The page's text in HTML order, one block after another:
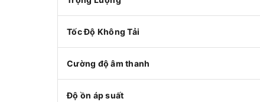
Tốc Độ Không Tải
Cường độ âm thanh
Độ ồn áp suất